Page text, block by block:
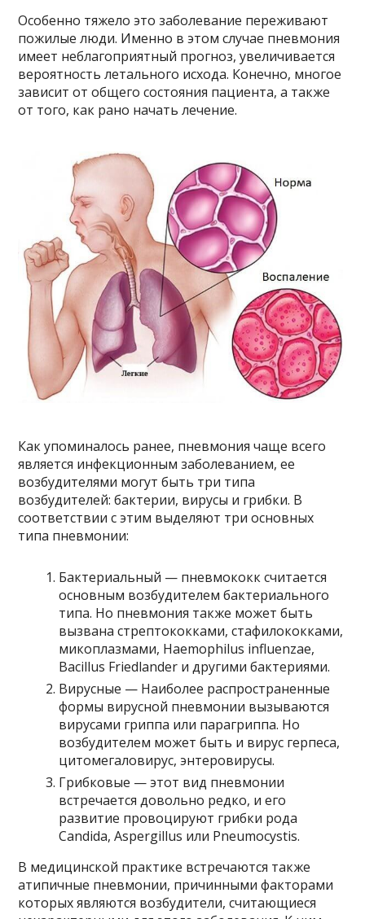
Особенно тяжело это заболевание переживают
пожилые люди. Именно в этом случае пневмония
имеет неблагоприятный прогноз, увеличивается
вероятность летального исхода. Конечно, многое
зависит от общего состояния пациента, а также
от того, как рано начать лечение.
Как упоминалось ранее, пневмония чаще всего
является инфекционным заболеванием, ее
возбудителями могут быть три типа
возбудителей: бактерии, вирусы и грибки. В
соответствии с этим выделяют три основных
типа пневмонии:
Бактериальный — пневмококк считается
основным возбудителем бактериального
типа. Но пневмония также может быть
вызвана стрептококками, стафилококками,
микоплазмами, Haemophilus influenzae,
Bacillus Friedlander и другими бактериями.
Вирусные — Наиболее распространенные
формы вирусной пневмонии вызываются
вирусами гриппа или парагриппа. Но
возбудителем может быть и вирус герпеса,
цитомегаловирус, энтеровирусы.
Грибковые — этот вид пневмонии
встречается довольно редко, и его
развитие провоцируют грибки рода
Candida, Aspergillus или Pneumocystis.
В медицинской практике встречаются также
атипичные пневмонии, причинными факторами
которых являются возбудители, считающиеся